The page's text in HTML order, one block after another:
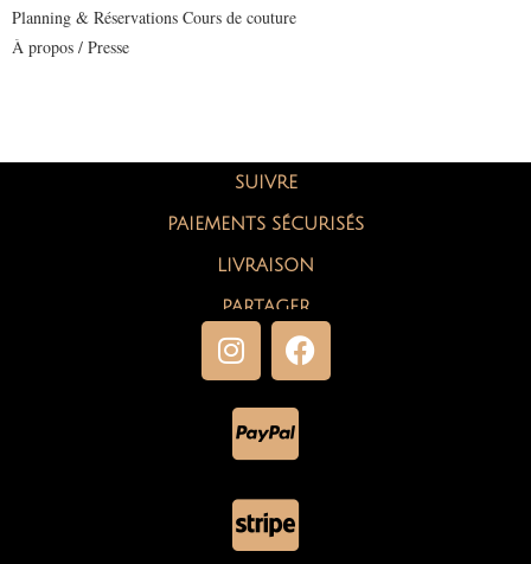
Planning & Réservations Cours de couture
À propos / Presse
SUIVRE
PAIEMENTS SÉCURISÉS
LIVRAISON
PARTAGER